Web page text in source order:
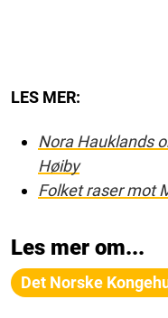
LES MER:
Nora Hauklands
Høiby
Folket raser mot
Les mer om...
Det Norske